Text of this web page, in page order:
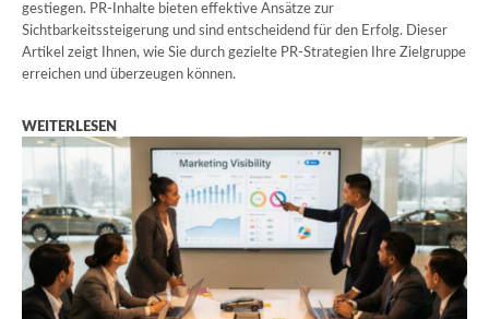
gestiegen. PR-Inhalte bieten effektive Ansätze zur
Sichtbarkeitssteigerung und sind entscheidend für den Erfolg. Dieser
Artikel zeigt Ihnen, wie Sie durch gezielte PR-Strategien Ihre Zielgruppe
erreichen und überzeugen können.
WEITERLESEN